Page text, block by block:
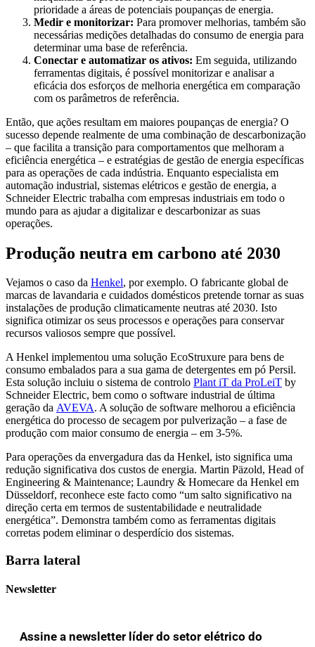
prioridade a áreas de potenciais poupanças de energia.
Medir e monitorizar: Para promover melhorias, também são
necessárias medições detalhadas do consumo de energia para
determinar uma base de referência.
Conectar e automatizar os ativos: Em seguida, utilizando
ferramentas digitais, é possível monitorizar e analisar a
eficácia dos esforços de melhoria energética em comparação
com os parâmetros de referência.
Então, que ações resultam em maiores poupanças de energia? O
sucesso depende realmente de uma combinação de descarbonização
– que facilita a transição para comportamentos que melhoram a
eficiência energética – e estratégias de gestão de energia específicas
para as operações de cada indústria. Enquanto especialista em
automação industrial, sistemas elétricos e gestão de energia, a
Schneider Electric trabalha com empresas industriais em todo o
mundo para as ajudar a digitalizar e descarbonizar as suas
operações.
Produção neutra em carbono até 2030
Vejamos o caso da Henkel, por exemplo. O fabricante global de
marcas de lavandaria e cuidados domésticos pretende tornar as suas
instalações de produção climaticamente neutras até 2030. Isto
significa otimizar os seus processos e operações para conservar
recursos valiosos sempre que possível.
A Henkel implementou uma solução EcoStruxure para bens de
consumo embalados para a sua gama de detergentes em pó Persil.
Esta solução incluiu o sistema de controlo Plant iT da ProLeiT by
Schneider Electric, bem como o software industrial de última
geração da AVEVA. A solução de software melhorou a eficiência
energética do processo de secagem por pulverização – a fase de
produção com maior consumo de energia – em 3-5%.
Para operações da envergadura das da Henkel, isto significa uma
redução significativa dos custos de energia. Martin Päzold, Head of
Engineering & Maintenance; Laundry & Homecare da Henkel em
Düsseldorf, reconhece este facto como “um salto significativo na
direção certa em termos de sustentabilidade e neutralidade
energética”. Demonstra também como as ferramentas digitais
corretas podem eliminar o desperdício dos sistemas.
Barra lateral
Newsletter
Assine a newsletter líder do setor elétrico do